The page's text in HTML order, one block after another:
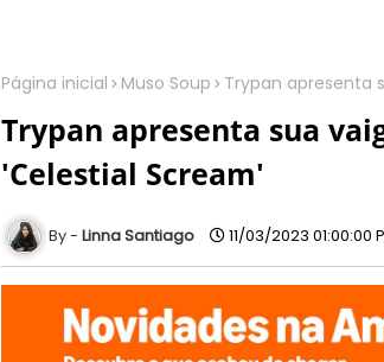
Página inicial Muso Soup Trypan apresenta
Trypan apresenta sua
'Celestial Scream'
Linna Santiago 11/03/2023 01:00:00